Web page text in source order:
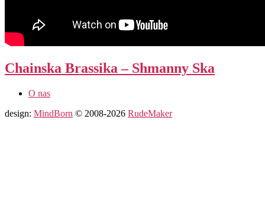
Chainska Brassika – Shmanny Ska
O nas
design: MindBorn © 2008-2026 RudeMaker